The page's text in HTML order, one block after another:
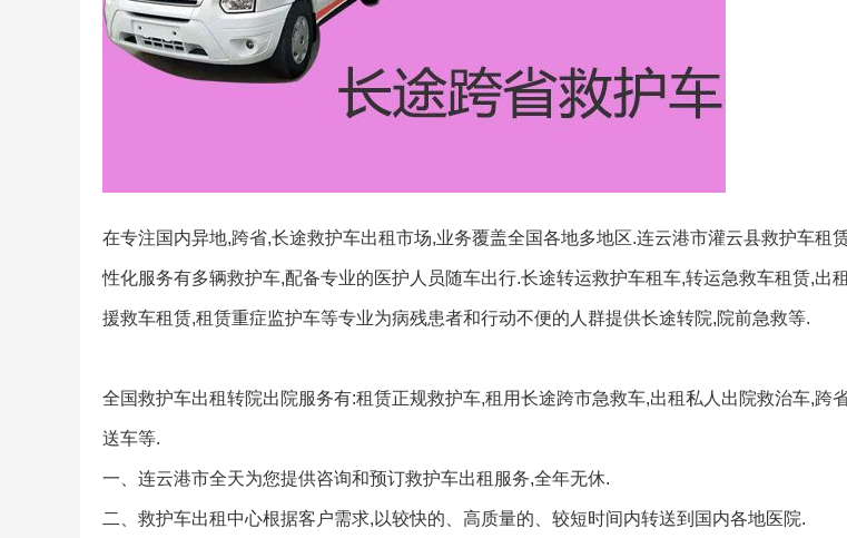
在专注国内异地,跨省,长途救护车出租市场,业务覆盖全国各地多地区.连云港市灌云县救护车租
性化服务有多辆救护车,配备专业的医护人员随车出行.长途转运救护车租车,转运急救车租赁,出
援救车租赁,租赁重症监护车等专业为病残患者和行动不便的人群提供长途转院,院前急救等.
全国救护车出租转院出院服务有:租赁正规救护车,租用长途跨市急救车,出租私人出院救治车,跨
送车等.
一、连云港市全天为您提供咨询和预订救护车出租服务,全年无休.
二、救护车出租中心根据客户需求,以较快的、高质量的、较短时间内转送到国内各地医院.